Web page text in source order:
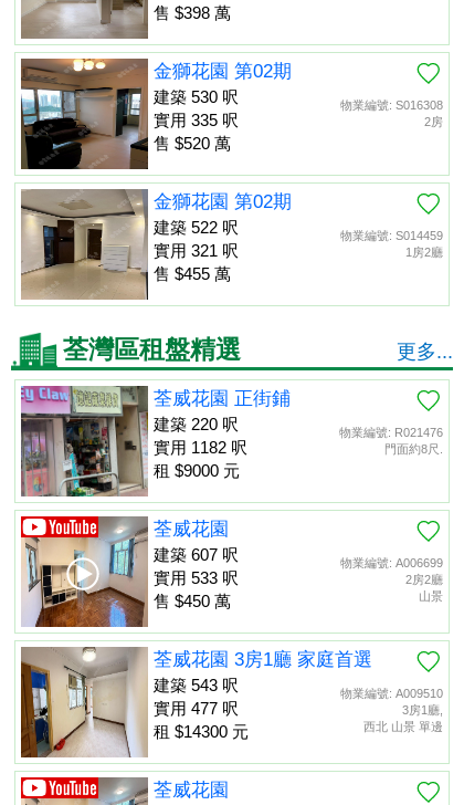
售 $398 萬
物業編號: S016308
2房
金獅花園 第02期
建築 530 呎
實用 335 呎
售 $520 萬
物業編號: S014459
1房2廳
金獅花園 第02期
建築 522 呎
實用 321 呎
售 $455 萬
荃灣區租盤精選 更多...
物業編號: R021476
門面約8尺.
荃威花園 正街鋪
建築 220 呎
實用 1182 呎
租 $9000 元
物業編號: A006699
2房2廳
山景
荃威花園
建築 607 呎
實用 533 呎
售 $450 萬
物業編號: A009510
3房1廳,
西北 山景 單邊
荃威花園 3房1廳 家庭首選
建築 543 呎
實用 477 呎
租 $14300 元
荃威花園